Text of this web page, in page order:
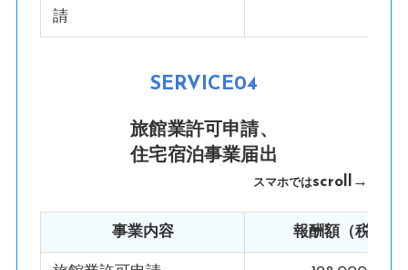
請
SERVICE04
旅館業許可申請、
住宅宿泊事業届出
スマホではscroll→
事業内容 報酬額（税込）